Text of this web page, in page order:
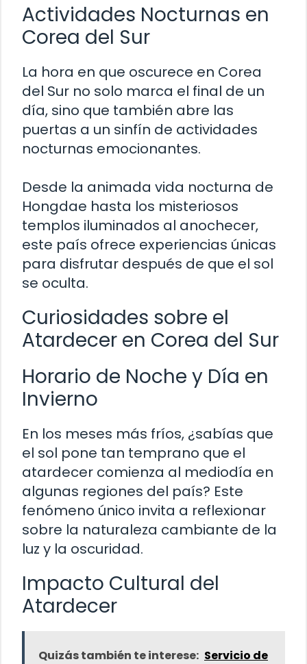
Actividades Nocturnas en
Corea del Sur
La hora en que oscurece en Corea
del Sur no solo marca el final de un
día, sino que también abre las
puertas a un sinfín de actividades
nocturnas emocionantes.
Desde la animada vida nocturna de
Hongdae hasta los misteriosos
templos iluminados al anochecer,
este país ofrece experiencias únicas
para disfrutar después de que el sol
se oculta.
Curiosidades sobre el
Atardecer en Corea del Sur
Horario de Noche y Día en
Invierno
En los meses más fríos, ¿sabías que
el sol pone tan temprano que el
atardecer comienza al mediodía en
algunas regiones del país? Este
fenómeno único invita a reflexionar
sobre la naturaleza cambiante de la
luz y la oscuridad.
Impacto Cultural del
Atardecer
Quizás también te interese: Servicio de